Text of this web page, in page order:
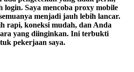
login. Saya mencoba proxy mobile
menjadi jauh lebih lancar.
rapi, koneksi mudah, dan Anda
yang diinginkan. Ini terbukti
pekerjaan saya.